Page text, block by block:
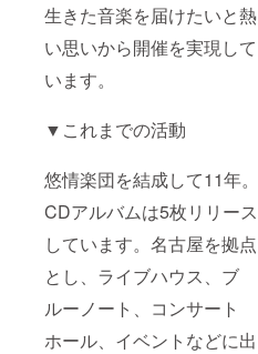
生きた音楽を届けたいと熱
い思いから開催を実現して
います。
▼これまでの活動
悠情楽団を結成して11年。
CDアルバムは5枚リリース
しています。名古屋を拠点
とし、ライブハウス、ブ
ルーノート、コンサート
ホール、イベントなどに出